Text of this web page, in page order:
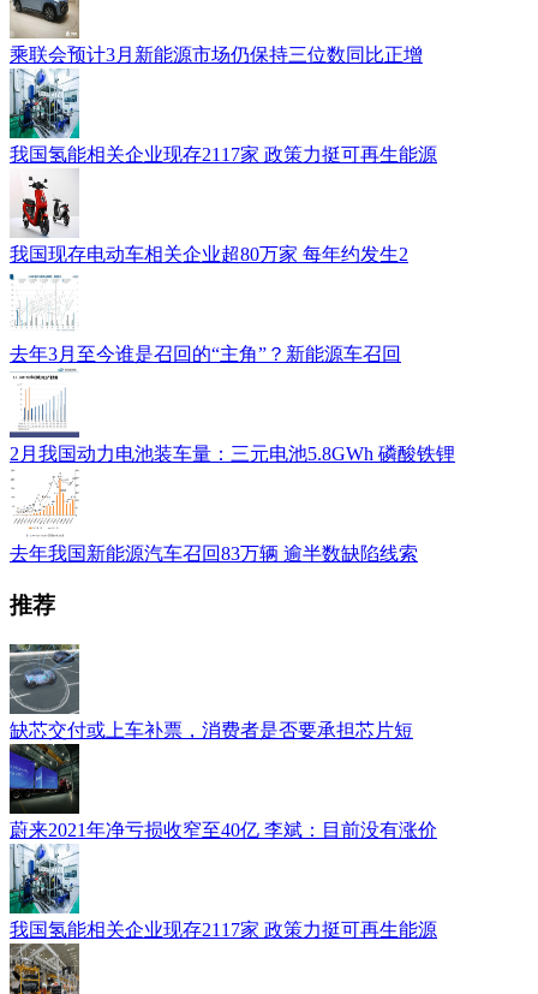
乘联会预计3月新能源市场仍保持三位数同比正增
我国氢能相关企业现存2117家 政策力挺可再生能源
我国现存电动车相关企业超80万家 每年约发生2
去年3月至今谁是召回的“主角”？新能源车召回
2月我国动力电池装车量：三元电池5.8GWh 磷酸铁锂
去年我国新能源汽车召回83万辆 逾半数缺陷线索
推荐
缺芯交付或上车补票，消费者是否要承担芯片短
蔚来2021年净亏损收窄至40亿 李斌：目前没有涨价
我国氢能相关企业现存2117家 政策力挺可再生能源